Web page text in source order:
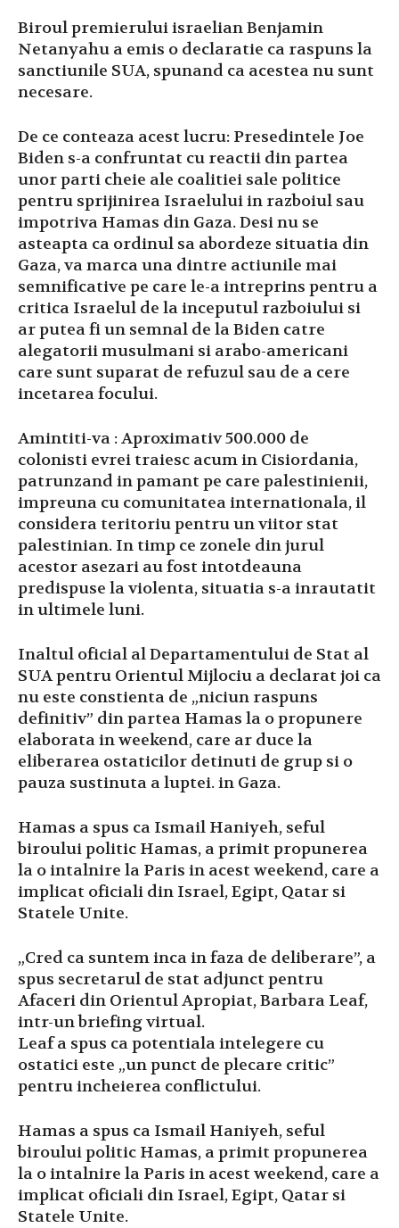
Biroul premierului israelian Benjamin
Netanyahu a emis o declaratie ca raspuns la
sanctiunile SUA, spunand ca acestea nu sunt
necesare.
De ce conteaza acest lucru: Presedintele Joe
Biden s-a confruntat cu reactii din partea
unor parti cheie ale coalitiei sale politice
pentru sprijinirea Israelului in razboiul sau
impotriva Hamas din Gaza. Desi nu se
asteapta ca ordinul sa abordeze situatia din
Gaza, va marca una dintre actiunile mai
semnificative pe care le-a intreprins pentru a
critica Israelul de la inceputul razboiului si
ar putea fi un semnal de la Biden catre
alegatorii musulmani si arabo-americani
care sunt suparat de refuzul sau de a cere
incetarea focului.
Amintiti-va : Aproximativ 500.000 de
colonisti evrei traiesc acum in Cisiordania,
patrunzand in pamant pe care palestinienii,
impreuna cu comunitatea internationala, il
considera teritoriu pentru un viitor stat
palestinian. In timp ce zonele din jurul
acestor asezari au fost intotdeauna
predispuse la violenta, situatia s-a inrautatit
in ultimele luni.
Inaltul oficial al Departamentului de Stat al
SUA pentru Orientul Mijlociu a declarat joi ca
nu este constienta de „niciun raspuns
definitiv” din partea Hamas la o propunere
elaborata in weekend, care ar duce la
eliberarea ostaticilor detinuti de grup si o
pauza sustinuta a luptei. in Gaza.
Hamas a spus ca Ismail Haniyeh, seful
biroului politic Hamas, a primit propunerea
la o intalnire la Paris in acest weekend, care a
implicat oficiali din Israel, Egipt, Qatar si
Statele Unite.
„Cred ca suntem inca in faza de deliberare”, a
spus secretarul de stat adjunct pentru
Afaceri din Orientul Apropiat, Barbara Leaf,
intr-un briefing virtual.
Leaf a spus ca potentiala intelegere cu
ostatici este „un punct de plecare critic”
pentru incheierea conflictului.
Hamas a spus ca Ismail Haniyeh, seful
biroului politic Hamas, a primit propunerea
la o intalnire la Paris in acest weekend, care a
implicat oficiali din Israel, Egipt, Qatar si
Statele Unite.